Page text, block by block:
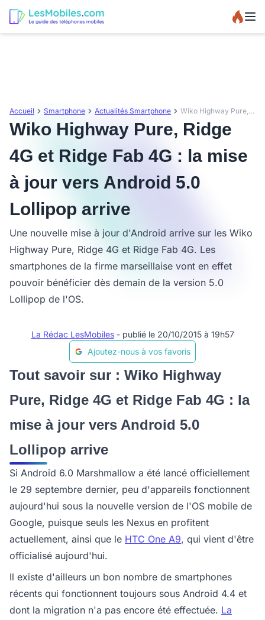
Accueil Smartphone Actualités Smartphone Wiko Highway Pure, Ridge 4G et Ridge Fab 4G : la mise à jour vers Android 5.0 Lollipop arrive
Wiko Highway Pure, Ridge
4G et Ridge Fab 4G : la mise
à jour vers Android 5.0
Lollipop arrive
Une nouvelle mise à jour d'Android arrive sur les Wiko
Highway Pure, Ridge 4G et Ridge Fab 4G. Les
smartphones de la firme marseillaise vont en effet
pouvoir bénéficier dès demain de la version 5.0
Lollipop de l'OS.
La Rédac LesMobiles - publié le 20/10/2015 à 19h57
Ajoutez-nous à vos favoris
Tout savoir sur : Wiko Highway
Pure, Ridge 4G et Ridge Fab 4G : la
mise à jour vers Android 5.0
Lollipop arrive
Si Android 6.0 Marshmallow a été lancé officiellement
le 29 septembre dernier, peu d'appareils fonctionnent
aujourd'hui sous la nouvelle version de l'OS mobile de
Google, puisque seuls les Nexus en profitent
actuellement, ainsi que le HTC One A9, qui vient d'être
officialisé aujourd'hui.
Il existe d'ailleurs un bon nombre de smartphones
récents qui fonctionnent toujours sous Android 4.4 et
dont la migration n'a pas encore été effectuée. La